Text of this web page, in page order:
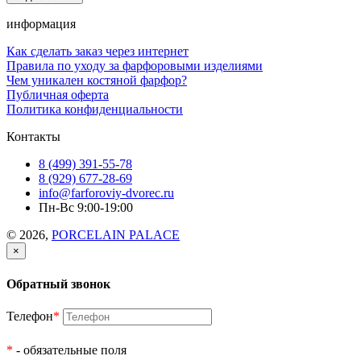
информация
Как сделать заказ через интернет
Правила по уходу за фарфоровыми изделиями
Чем уникален костяной фарфор?
Публичная оферта
Политика конфиденциальности
Контакты
8 (499) 391-55-78
8 (929) 677-28-69
info@farforoviy-dvorec.ru
Пн-Вс 9:00-19:00
© 2026, PORCELAIN PALACE
×
Обратный звонок
Телефон*
* - обязательные поля